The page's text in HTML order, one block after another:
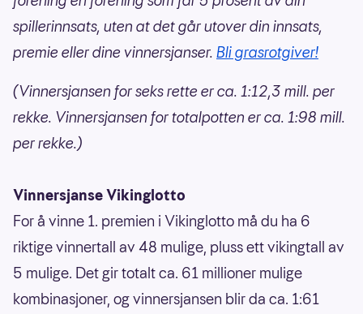
spillerinnsats, uten at det går utover din innsats,
premie eller dine vinnersjanser. Bli grasrotgiver!
(Vinnersjansen for seks rette er ca. 1:12,3 mill. per
rekke. Vinnersjansen for totalpotten er ca. 1:98 mill.
per rekke.)
Vinnersjanse Vikinglotto
For å vinne 1. premien i Vikinglotto må du ha 6
riktige vinnertall av 48 mulige, pluss ett vikingtall av
5 mulige. Det gir totalt ca. 61 millioner mulige
kombinasjoner, og vinnersjansen blir da ca. 1:61